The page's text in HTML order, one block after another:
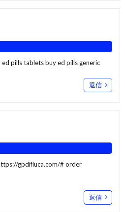
ed pills tabletsbuy ed pills generic
返信
gpdifluca.com/# order
返信